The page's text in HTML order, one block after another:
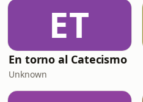
ET
En torno al Catecismo
Unknown